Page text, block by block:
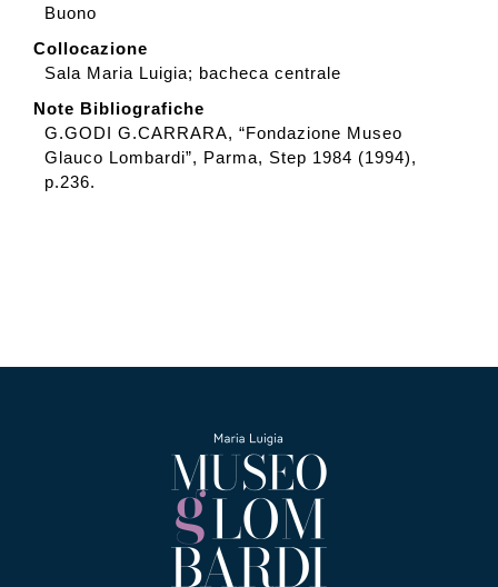
Buono
Collocazione
Sala Maria Luigia; bacheca centrale
Note Bibliografiche
G.GODI G.CARRARA, “Fondazione Museo
Glauco Lombardi”, Parma, Step 1984 (1994),
p.236.